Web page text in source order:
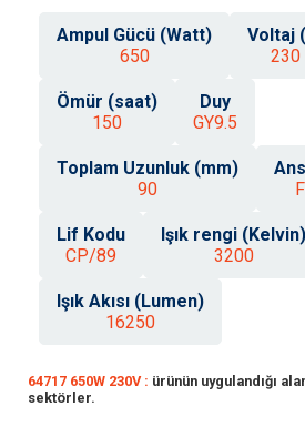
Ampul Gücü (Watt)
650
Voltaj
230
Ömür (saat)
150
Duy
GY9.5
Toplam Uzunluk (mm)
90
Lif Kodu
CP/89
Işık rengi (Kelvin)
3200
Işık Akısı (Lumen)
16250
64717 650W 230V : ürünün uygulandığı
sektörler.